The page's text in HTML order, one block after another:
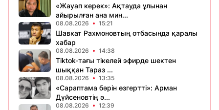
«Жауап керек»: Ақтауда ұлынан
айырылған ана мин...
08.08.2026 15:21
Шавкат Рахмоновтың отбасында қаралы
хабар
08.08.2026 14:38
Tiktok-тағы тікелей эфирде шектен
шыққан Тараз ...
08.08.2026 13:35
«Сараптама бәрін өзгертті»: Арман
Дүйсеновтің ә...
08.08.2026 12:39